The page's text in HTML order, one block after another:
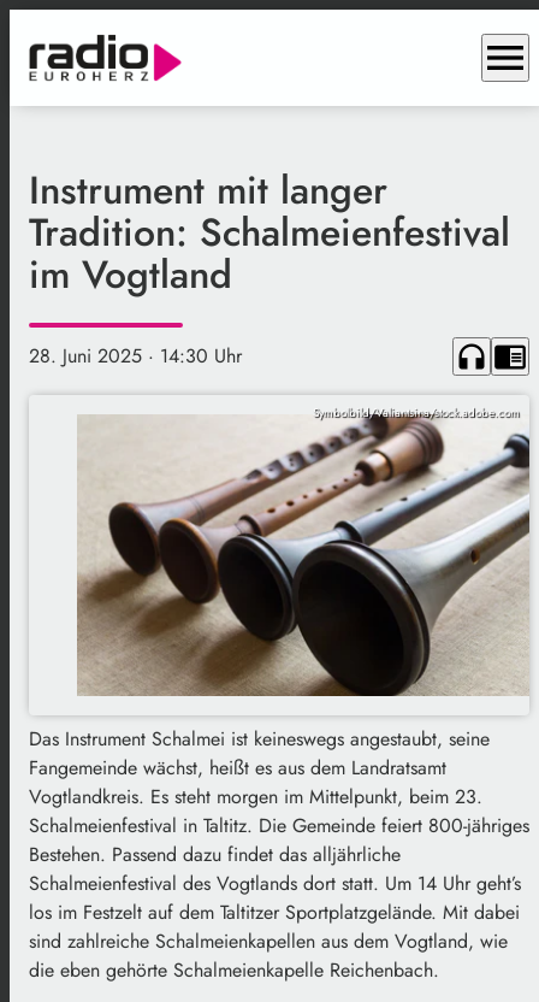
menu
Instrument mit langer
Tradition: Schalmeienfestival
im Vogtland
28. Juni 2025 · 14:30 Uhr headphones chrome_reader_mode
Symbolbild/Valiantsina/stock.adobe.com
Das Instrument Schalmei ist keineswegs angestaubt, seine
Fangemeinde wächst, heißt es aus dem Landratsamt
Vogtlandkreis. Es steht morgen im Mittelpunkt, beim 23.
Schalmeienfestival in Taltitz. Die Gemeinde feiert 800-jähriges
Bestehen. Passend dazu findet das alljährliche
Schalmeienfestival des Vogtlands dort statt. Um 14 Uhr geht’s
los im Festzelt auf dem Taltitzer Sportplatzgelände. Mit dabei
sind zahlreiche Schalmeienkapellen aus dem Vogtland, wie
die eben gehörte Schalmeienkapelle Reichenbach.